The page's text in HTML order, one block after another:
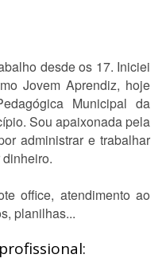
desde os 17. Iniciei
Jovem Aprendiz, hoje
Municipal da
Sou apaixonada pela
administrar e trabalhar
office, atendimento ao
planilhas...